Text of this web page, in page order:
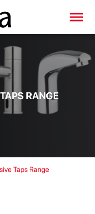
RANGE
Taps Range